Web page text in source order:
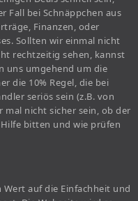
Fall bei Schnäppchen aus
Finanzen, oder
Sollten wir einmal nicht
rechtzeitig sehen, kannst
uns umgehend um die
die 10% Regel, die bei
seriös sein (z.B. von
mal nicht sicher sein, ob der
bitten und wie prüfen
auf die Einfachheit und